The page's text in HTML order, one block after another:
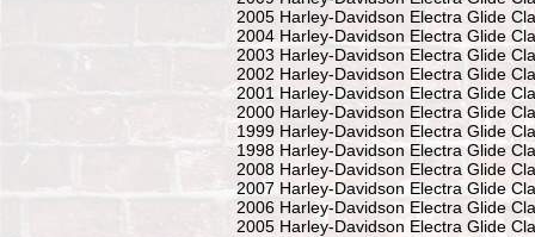
2005 Harley-Davidson Electra Glide
2004 Harley-Davidson Electra Glide
2003 Harley-Davidson Electra Glide
2002 Harley-Davidson Electra Glide
2001 Harley-Davidson Electra Glide
2000 Harley-Davidson Electra Glide
1999 Harley-Davidson Electra Glide
1998 Harley-Davidson Electra Glide
2008 Harley-Davidson Electra Glide
2007 Harley-Davidson Electra Glide
2006 Harley-Davidson Electra Glide
2005 Harley-Davidson Electra Glide